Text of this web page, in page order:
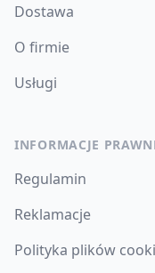
Dostawa
O firmie
Usługi
INFORMACJE
Regulamin
Reklamacje
Polityka plików